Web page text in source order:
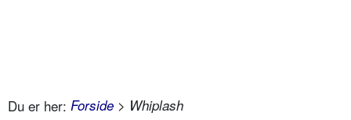
Du er her: Forside > Whiplash